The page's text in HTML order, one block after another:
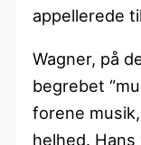
appellerede
Wagner, på
begrebet
forene
helhed.